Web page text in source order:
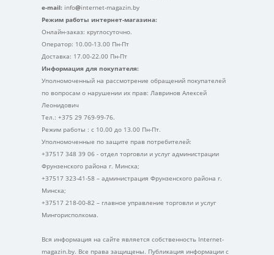
e-mail: info@internet-magazin.by
Режим работы интернет-магазина:
Онлайн-заказ: круглосуточно.
Оператор: 10.00-13.00 Пн-Пт
Доставка: 17.00-22.00 Пн-Пт
Информация для покупателя:
Уполномоченный на рассмотрение обращений покупателей
по вопросам о нарушении их прав: Лавринов Алексей
Леонидович
Тел.: +375 29 769-99-76.
Режим работы : с 10.00 до 13.00 Пн-Пт.
Уполномоченные по защите прав потребителей:
+37517 348 39 06 - отдел торговли и услуг администрации
Фрунзенского района г. Минска;
+37517 323-41-58 – администрация Фрунзенского района г.
Минска;
+37517 218-00-82 – главное управление торговли и услуг
Мингорисполкома.
Вся информация на сайте является собственность Internet-
magazin.by. Все права защищены. Публикация информации с